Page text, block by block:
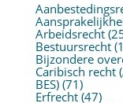
Arbeidsrecht
Bestuursrecht
Bijzondere
Caribisch recht
BES)(71)
Erfrecht(47)